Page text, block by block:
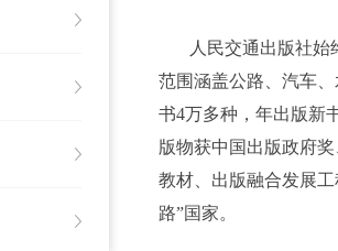
人民交通出版社始终
范围涵盖公路、汽车
书4万多种，年出版新
版物获中国出版政府
教材、出版融合发展
路”国家。